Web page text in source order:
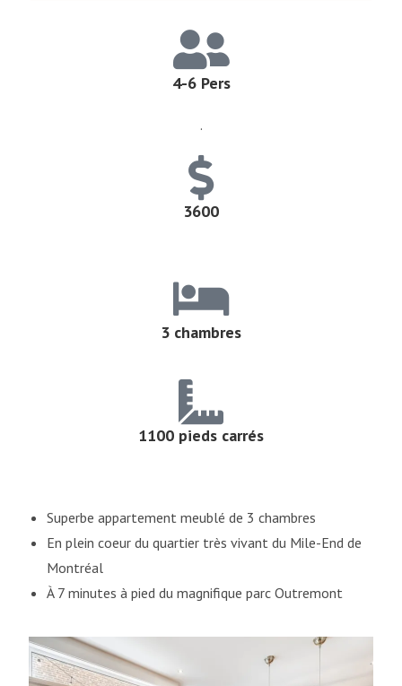
4-6 Pers
.
3600
3 chambres
1100 pieds carrés
Superbe appartement meublé de 3 chambres
En plein coeur du quartier très vivant du Mile-End de
Montréal
À 7 minutes à pied du magnifique parc Outremont